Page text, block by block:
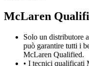
McLaren
Solo un distributore
può garantire tutti i
McLaren Qualified.
• I tecnici qualificati